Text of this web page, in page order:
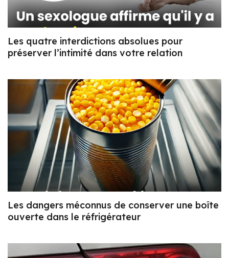
Les quatre interdictions absolues pour
préserver l’intimité dans votre relation
Les dangers méconnus de conserver une boîte
ouverte dans le réfrigérateur